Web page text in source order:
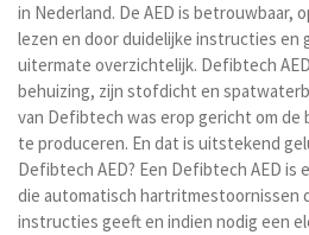
in Nederland. De AED is betrouwbaar,
lezen en door duidelijke instructies en
uitermate overzichtelijk. Defibtech
behuizing, zijn stofdicht en
van Defibtech was erop gericht om de
te produceren. En dat is uitstekend
Defibtech AED? Een Defibtech AED is
die automatisch hartritmestoornissen
instructies geeft en indien nodig een